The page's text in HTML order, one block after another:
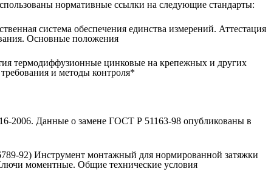
нормативные ссылки на следующие стандарты:
система обеспечения единства измерений. Аттестация
Основные положения
термодиффузионные цинковые на крепежных и других
и методы контроля*
2006. Данные о замене ГОСТ Р 51163-98 опубликованы в
92) Инструмент монтажный для нормированной затяжки
моментные. Общие технические условия